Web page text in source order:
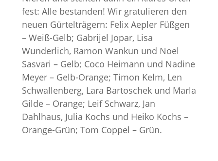
fest: Alle bestanden! Wir gratulieren den
neuen Gürtelträgern: Felix Aepler Füßgen
– Weiß-Gelb; Gabrijel Jopar, Lisa
Wunderlich, Ramon Wankun und Noel
Sasvari – Gelb; Coco Heimann und Nadine
Meyer – Gelb-Orange; Timon Kelm, Len
Schwallenberg, Lara Bartoschek und Marla
Gilde – Orange; Leif Schwarz, Jan
Dahlhaus, Julia Kochs und Heiko Kochs –
Orange-Grün; Tom Coppel – Grün.